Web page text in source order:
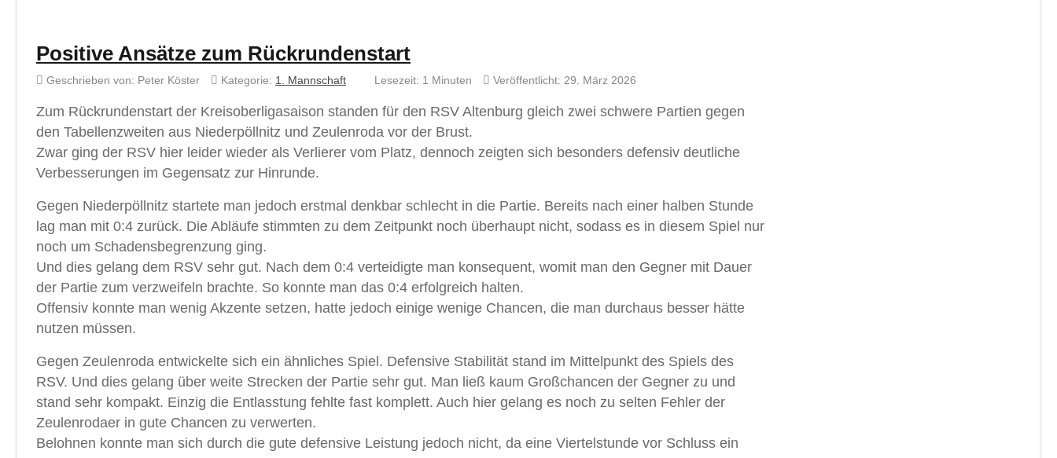
Positive Ansätze zum Rückrundenstart
Geschrieben von: Peter Köster Kategorie: 1. Mannschaft Lesezeit: 1 Minuten Veröffentlicht: 29. März 2026
Zum Rückrundenstart der Kreisoberligasaison standen für den RSV Altenburg gleich zwei schwere Partien gegen
den Tabellenzweiten aus Niederpöllnitz und Zeulenroda vor der Brust.
Zwar ging der RSV hier leider wieder als Verlierer vom Platz, dennoch zeigten sich besonders defensiv deutliche
Verbesserungen im Gegensatz zur Hinrunde.
Gegen Niederpöllnitz startete man jedoch erstmal denkbar schlecht in die Partie. Bereits nach einer halben Stunde
lag man mit 0:4 zurück. Die Abläufe stimmten zu dem Zeitpunkt noch überhaupt nicht, sodass es in diesem Spiel nur
noch um Schadensbegrenzung ging.
Und dies gelang dem RSV sehr gut. Nach dem 0:4 verteidigte man konsequent, womit man den Gegner mit Dauer
der Partie zum verzweifeln brachte. So konnte man das 0:4 erfolgreich halten.
Offensiv konnte man wenig Akzente setzen, hatte jedoch einige wenige Chancen, die man durchaus besser hätte
nutzen müssen.
Gegen Zeulenroda entwickelte sich ein ähnliches Spiel. Defensive Stabilität stand im Mittelpunkt des Spiels des
RSV. Und dies gelang über weite Strecken der Partie sehr gut. Man ließ kaum Großchancen der Gegner zu und
stand sehr kompakt. Einzig die Entlasstung fehlte fast komplett. Auch hier gelang es noch zu selten Fehler der
Zeulenrodaer in gute Chancen zu verwerten.
Belohnen konnte man sich durch die gute defensive Leistung jedoch nicht, da eine Viertelstunde vor Schluss ein